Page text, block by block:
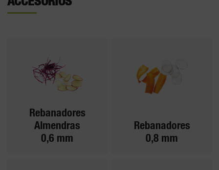
Rebanadores
Almendras
0,6 mm
Rebanadores
0,8 mm